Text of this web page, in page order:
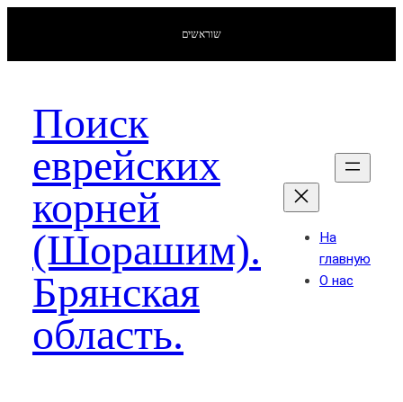
שוראשים
Поиск
еврейских
корней
(Шорашим).
Брянская
область.
На
главную
О нас